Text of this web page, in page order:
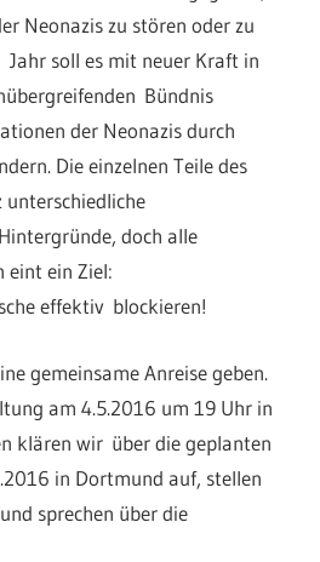
Neonazis zu stören oder zu
Jahr soll es mit neuer Kraft in
Bündnis
der Neonazis durch
Die einzelnen Teile des
unterschiedliche
doch alle
eint ein Ziel:
effektiv blockieren!
gemeinsame Anreise geben.
am 4.5.2016 um 19 Uhr in
klären wir über die geplanten
in Dortmund auf, stellen
sprechen über die